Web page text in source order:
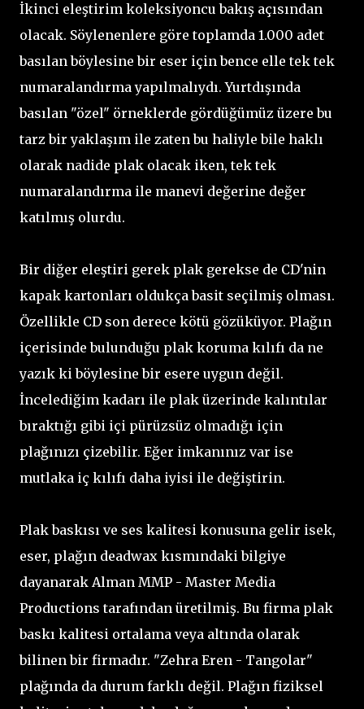
İkinci eleştirim koleksiyoncu bakış açısından
olacak. Söylenenlere göre toplamda 1.000 adet
basılan böylesine bir eser için bence elle tek tek
numaralandırma yapılmalıydı. Yurtdışında
basılan "özel" örneklerde gördüğümüz üzere bu
tarz bir yaklaşım ile zaten bu haliyle bile haklı
olarak nadide plak olacak iken, tek tek
numaralandırma ile manevi değerine değer
katılmış olurdu.
Bir diğer eleştiri gerek plak gerekse de CD'nin
kapak kartonları oldukça basit seçilmiş olması.
Özellikle CD son derece kötü gözüküyor. Plağın
içerisinde bulunduğu plak koruma kılıfı da ne
yazık ki böylesine bir esere uygun değil.
İncelediğim kadarı ile plak üzerinde kalıntılar
bıraktığı gibi içi pürüzsüz olmadığı için
plağınızı çizebilir. Eğer imkanınız var ise
mutlaka iç kılıfı daha iyisi ile değiştirin.
Plak baskısı ve ses kalitesi konusuna gelir isek,
eser, plağın deadwax kısmındaki bilgiye
dayanarak Alman MMP - Master Media
Productions tarafından üretilmiş. Bu firma plak
baskı kalitesi ortalama veya altında olarak
bilinen bir firmadır. "Zehra Eren - Tangolar"
plağında da durum farklı değil. Plağın fiziksel